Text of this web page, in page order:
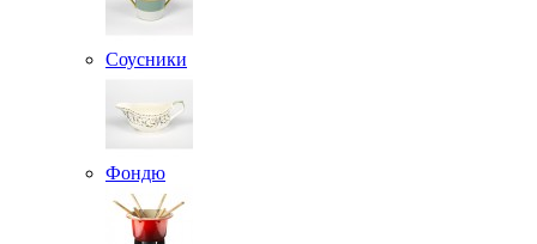
Соусники
Фондю